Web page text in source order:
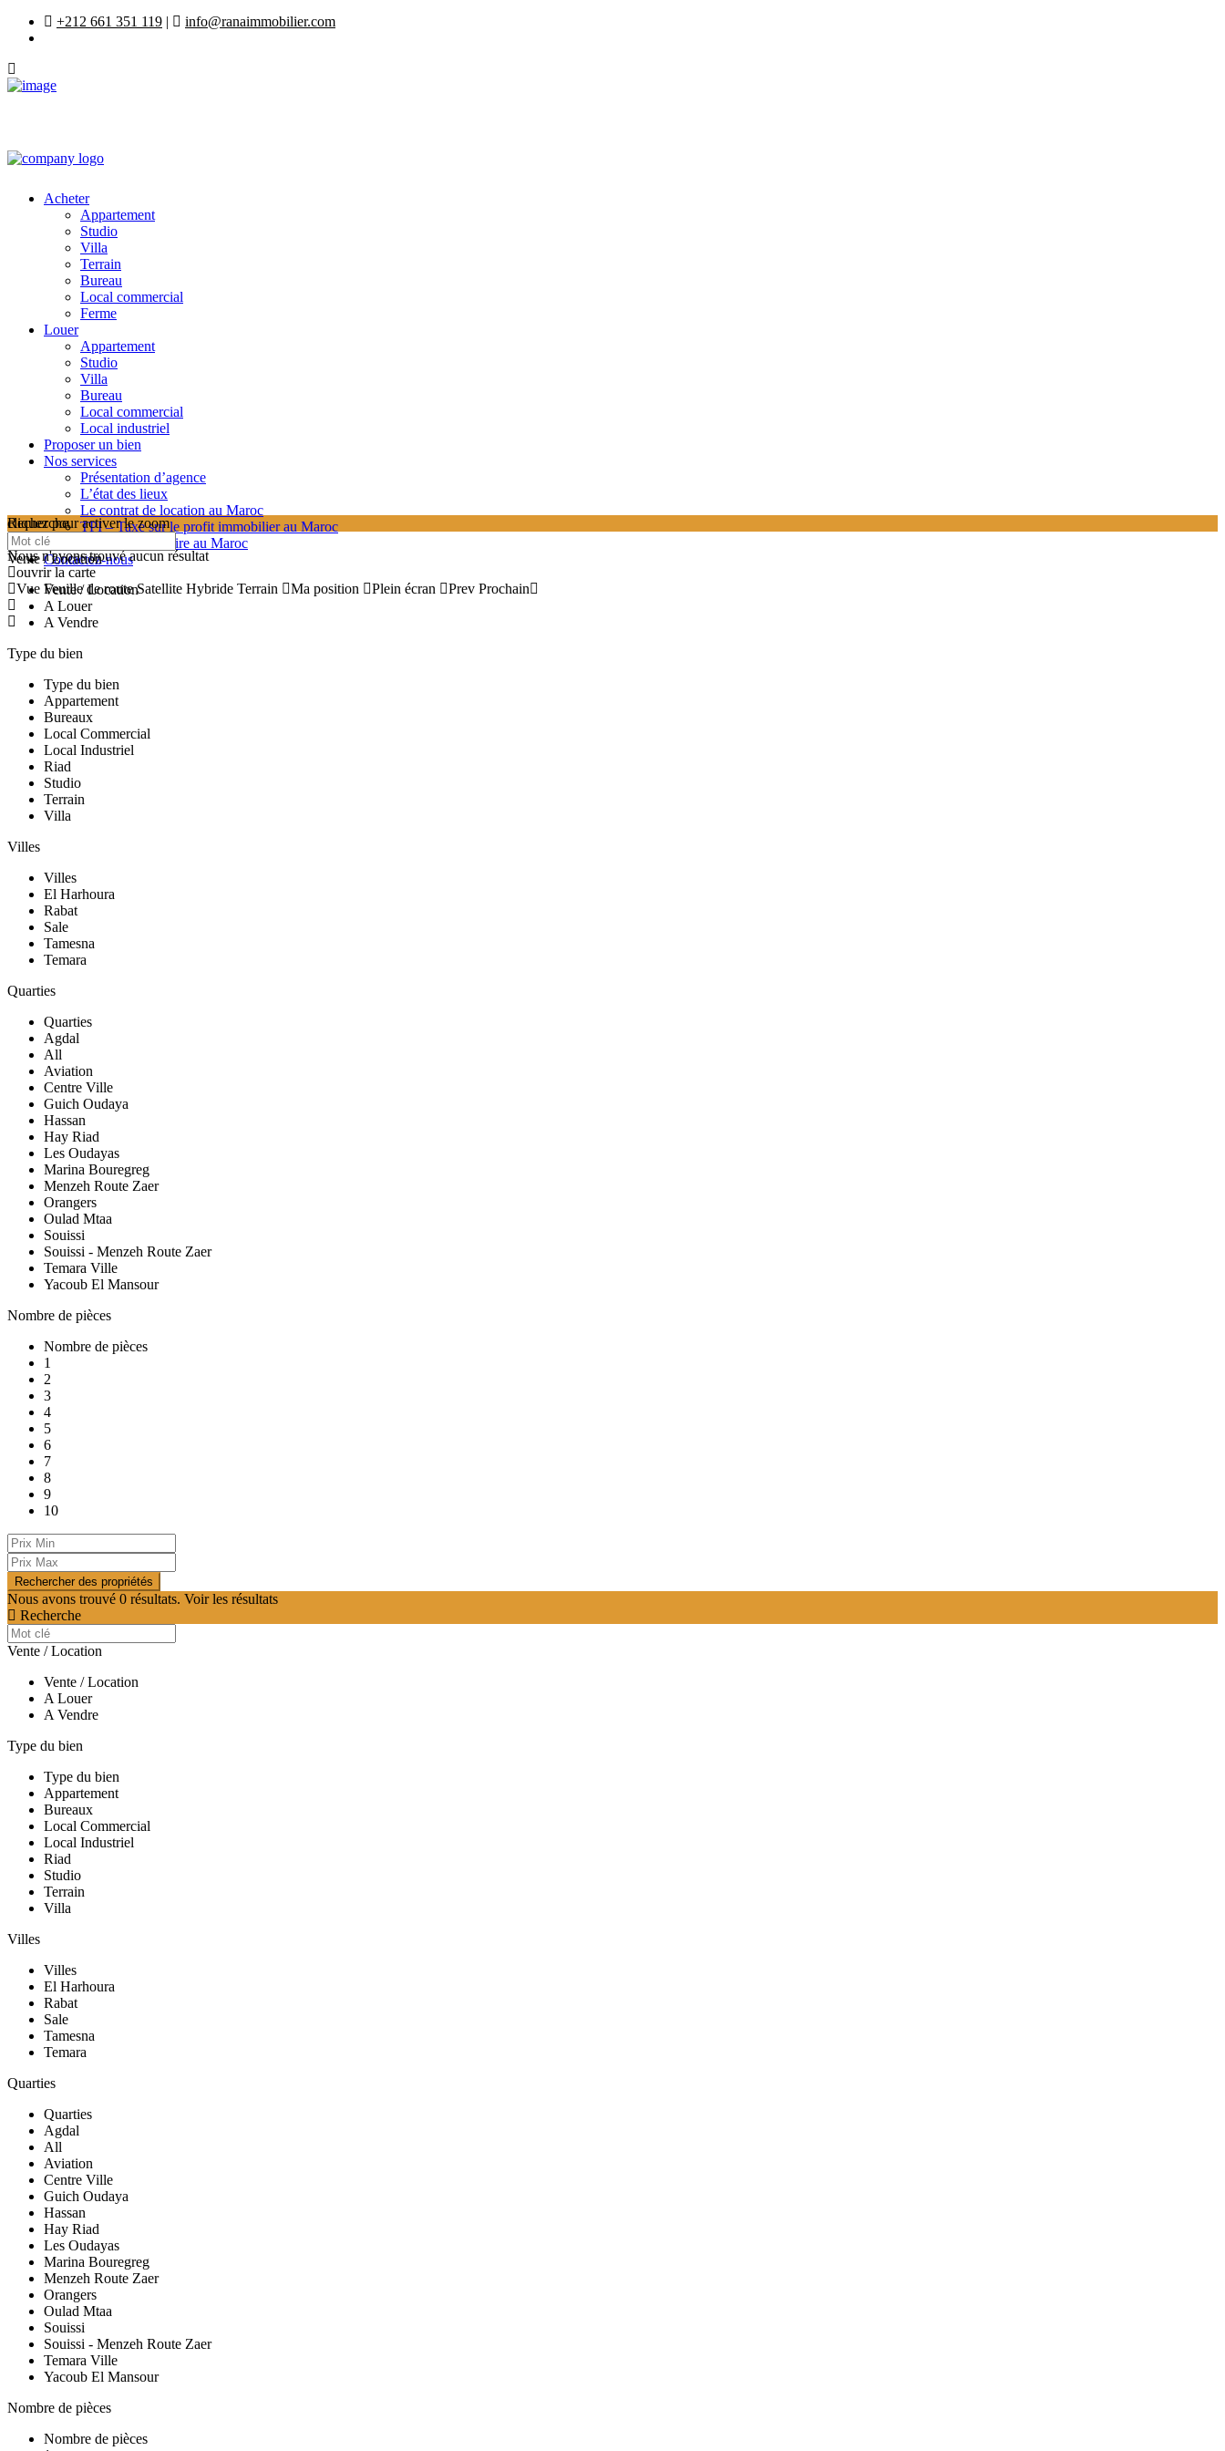
+212 661 351 119 | info@ranaimmobilier.com
Acheter
Appartement
Studio
Villa
Terrain
Bureau
Local commercial
Ferme
Louer
Appartement
Studio
Villa
Bureau
Local commercial
Local industriel
Proposer un bien
Nos services
Présentation d’agence
L’état des lieux
Le contrat de location au Maroc
TPI – Taxe sur le profit immobilier au Maroc
Les frais de notaire au Maroc
Contactez-nous
cliquez pour activer le zoom
searching...
Nous n'avons trouvé aucun résultat
ouvrir la carte
Vue Feuille de route Satellite Hybride Terrain Ma position Plein écran Prev Prochain
Recherche
Vente / Location
Vente / Location
A Louer
A Vendre
Type du bien
Type du bien
Appartement
Bureaux
Local Commercial
Local Industriel
Riad
Studio
Terrain
Villa
Villes
Villes
El Harhoura
Rabat
Sale
Tamesna
Temara
Quarties
Quarties
Agdal
All
Aviation
Centre Ville
Guich Oudaya
Hassan
Hay Riad
Les Oudayas
Marina Bouregreg
Menzeh Route Zaer
Orangers
Oulad Mtaa
Souissi
Souissi - Menzeh Route Zaer
Temara Ville
Yacoub El Mansour
Nombre de pièces
Nombre de pièces
1
2
3
4
5
6
7
8
9
10
Nous avons trouvé 0 résultats. Voir les résultats
Recherche
Vente / Location
Vente / Location
A Louer
A Vendre
Type du bien
Type du bien
Appartement
Bureaux
Local Commercial
Local Industriel
Riad
Studio
Terrain
Villa
Villes
Villes
El Harhoura
Rabat
Sale
Tamesna
Temara
Quarties
Quarties
Agdal
All
Aviation
Centre Ville
Guich Oudaya
Hassan
Hay Riad
Les Oudayas
Marina Bouregreg
Menzeh Route Zaer
Orangers
Oulad Mtaa
Souissi
Souissi - Menzeh Route Zaer
Temara Ville
Yacoub El Mansour
Nombre de pièces
Nombre de pièces